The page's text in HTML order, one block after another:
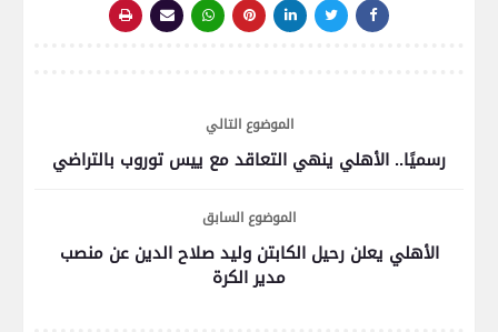
الموضوع التالي
رسميًا.. الأهلي ينهي التعاقد مع ييس توروب بالتراضي
الموضوع السابق
الأهلي يعلن رحيل الكابتن وليد صلاح الدين عن منصب
مدير الكرة